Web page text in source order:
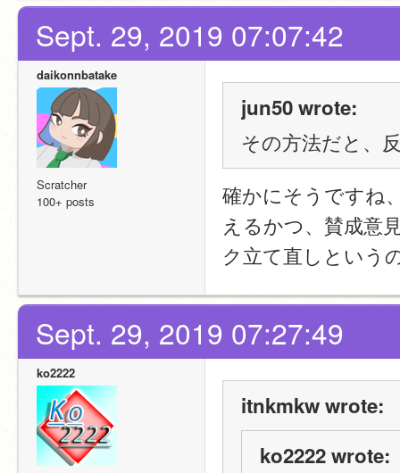
Sept. 29, 2019 07:07:42
daikonnbatake
Scratcher
100+ posts
jun50 wrote:
その方法だと、
確かにそうですね
えるかつ、賛成意
ク立て直しという
Sept. 29, 2019 07:27:49
ko2222
itnkmkw wrote:
ko2222 wrote: